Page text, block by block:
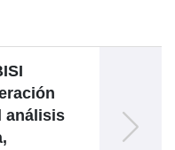
análisis